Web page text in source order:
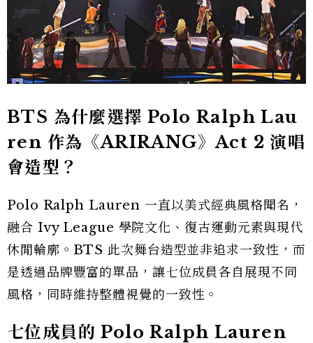
BTS 為什麼選擇 Polo Ralph Lau
ren 作為《ARIRANG》Act 2 演唱
會造型？
Polo Ralph Lauren 一直以美式經典風格聞名，
融合 Ivy League 學院文化、復古運動元素與現代
休閒輪廓。BTS 此次舞台造型並非追求一致性，而
是透過品牌豐富的單品，讓七位成員各自展現不同
風格，同時維持整體視覺的一致性。
七位成員的 Polo Ralph Lauren